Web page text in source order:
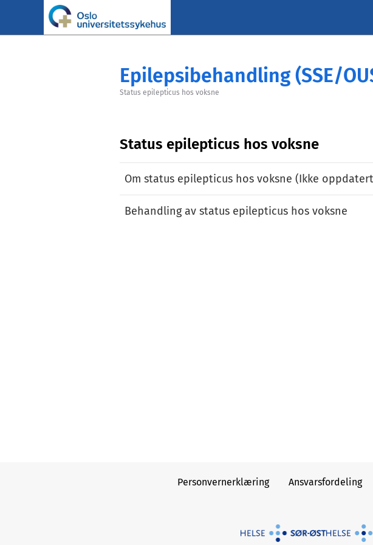
Epilepsibehandling (SSE/
Status epilepticus hos voksne
Status epilepticus hos voksne
Om status epilepticus hos voksne (Ikke
Behandling av status epilepticus hos voksne
Personvernerklæring Ansvarsfordeling